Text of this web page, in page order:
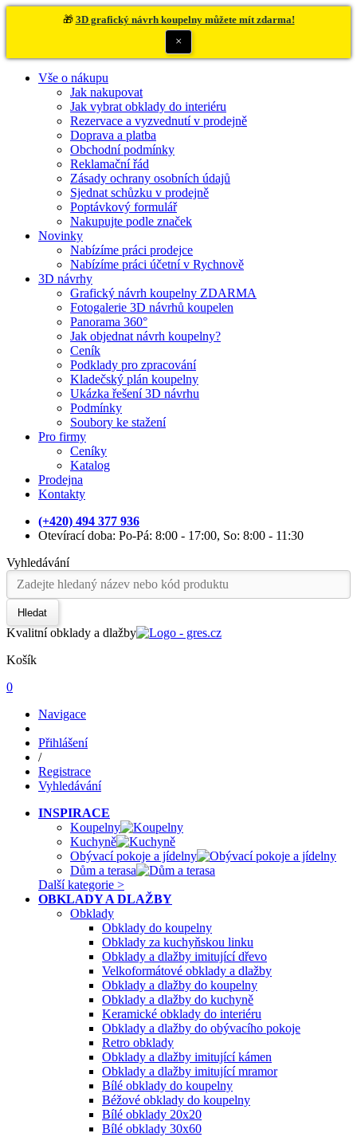
🎁 3D grafický návrh koupelny můžete mít zdarma!
×
Vše o nákupu
Jak nakupovat
Jak vybrat obklady do interiéru
Rezervace a vyzvednutí v prodejně
Doprava a platba
Obchodní podmínky
Reklamační řád
Zásady ochrany osobních údajů
Sjednat schůzku v prodejně
Poptávkový formulář
Nakupujte podle značek
Novinky
Nabízíme práci prodejce
Nabízíme práci účetní v Rychnově
3D návrhy
Grafický návrh koupelny ZDARMA
Fotogalerie 3D návrhů koupelen
Panorama 360°
Jak objednat návrh koupelny?
Ceník
Podklady pro zpracování
Kladečský plán koupelny
Ukázka řešení 3D návrhu
Podmínky
Soubory ke stažení
Pro firmy
Ceníky
Katalog
Prodejna
Kontakty
(+420) 494 377 936
Otevírací doba: Po-Pá: 8:00 - 17:00, So: 8:00 - 11:30
Vyhledávání
Hledat
Kvalitní obklady a dlažby
Košík
0
Navigace
Přihlášení
/
Registrace
Vyhledávání
INSPIRACE
Koupelny
Kuchyně
Obývací pokoje a jídelny
Dům a terasa
Další kategorie >
OBKLADY A DLAŽBY
Obklady
Obklady do koupelny
Obklady za kuchyňskou linku
Obklady a dlažby imitující dřevo
Velkoformátové obklady a dlažby
Obklady a dlažby do koupelny
Obklady a dlažby do kuchyně
Keramické obklady do interiéru
Obklady a dlažby do obývacího pokoje
Retro obklady
Obklady a dlažby imitující kámen
Obklady a dlažby imitující mramor
Bílé obklady do koupelny
Béžové obklady do koupelny
Bílé obklady 20x20
Bílé obklady 30x60